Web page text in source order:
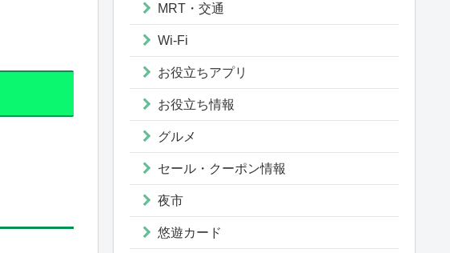
MRT・交通
Wi-Fi
お役立ちアプリ
お役立ち情報
グルメ
セール・クーポン情報
夜市
悠遊カード